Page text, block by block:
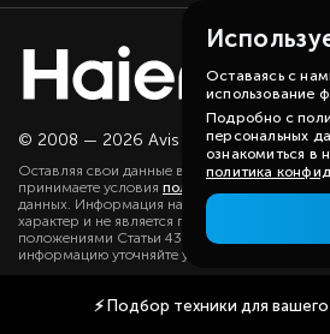
© 2008 — 2026 Avis group.Карта
Оставляя свои данные в любой форме на
принимаете условия политики
данных. Информация на данном сайте носит
характер и не является публичной офертой,
положениями Статьи 437(2) ГК РФ.
информацию уточняйте у наших менеджеров.
⚡ Подбор техники для
Оставаясь с
использование
Подробно с
персональных
ознакомиться в
политика